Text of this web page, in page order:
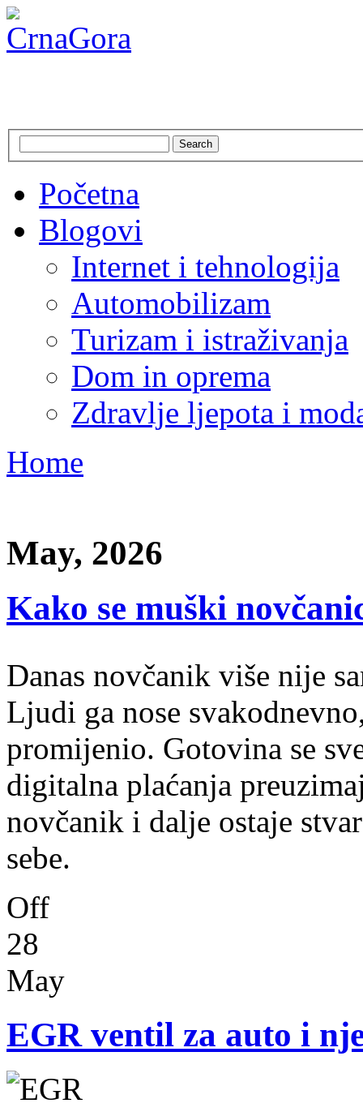
Search
Početna
Blogovi
Internet i tehnologija
Automobilizam
Turizam i istraživanja
Dom in oprema
Zdravlje ljepota i
Home
May, 2026
Kako se muški
Danas novčanik više nije
Ljudi ga nose
promijenio. Gotovina se
digitalna plaćanja
novčanik i dalje ostaje
sebe.
Off
28
May
EGR ventil za auto i